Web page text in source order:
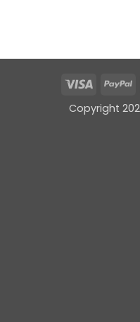
Visa
Copyright